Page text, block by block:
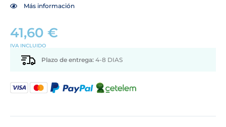
Más información
41,60 €
IVA INCLUIDO
Plazo de entrega: 4-8 DIAS